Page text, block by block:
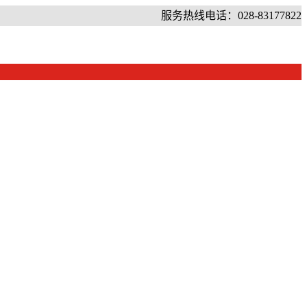
服务热线电话：028-83177822